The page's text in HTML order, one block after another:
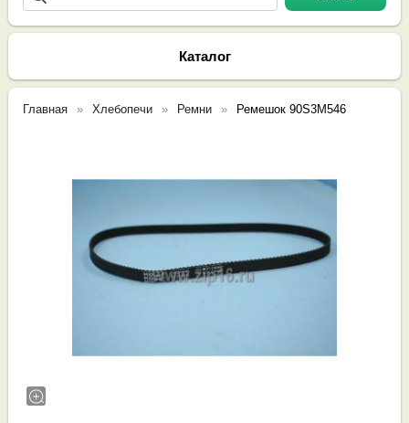
Каталог
Главная Хлебопечи Ремни Ремешок 90S3M546